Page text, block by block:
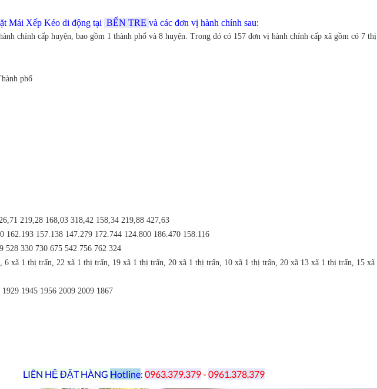
Mái Xếp Kéo di động tại BẾN TRE và các đơn vị hành chính sau:
chính cấp huyện, bao gồm 1 thành phố và 8 huyện. Trong đó có 157 đơn vị hành chính cấp xã gồm có 7 thị
phố
219,28 168,03 318,42 158,34 219,88 427,63
162.193 157.138 147.279 172.744 124.800 186.470 158.116
528 330 730 675 542 756 762 324
6 xã 1 thị trấn, 22 xã 1 thị trấn, 19 xã 1 thị trấn, 20 xã 1 thị trấn, 10 xã 1 thị trấn, 20 xã 13 xã 1 thị trấn, 15 xã
1929 1945 1956 2009 2009 1867
LIÊN HỆ ĐẶT HÀNG Hotline:0963.379.379-0961.378.379